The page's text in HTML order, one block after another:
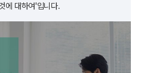
에 대하여'입니다.